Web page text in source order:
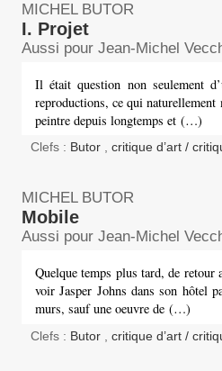
MICHEL BUTOR
I. Projet
Aussi pour Jean-Michel
Il était question non seulement
reproductions, ce qui
peintre depuis longtemps et (…)
Clefs : Butor , critique d’art /
MICHEL BUTOR
Mobile
Aussi pour Jean-Michel
Quelque temps plus tard, de
voir Jasper Johns dans son hôtel
murs, sauf une oeuvre de (…)
Clefs : Butor critique d’art /